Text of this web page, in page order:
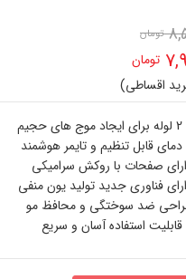
تومان
اصلی
8,500,000 تومان
بود.
تومان
7,990,000 تومان
اقساطی)
صفحات با روکش سرامیکی
فناوری جدید تولید یون منفی
ضد سوختگی و محافظ مو
قابلیت استفاده آسان و سریع